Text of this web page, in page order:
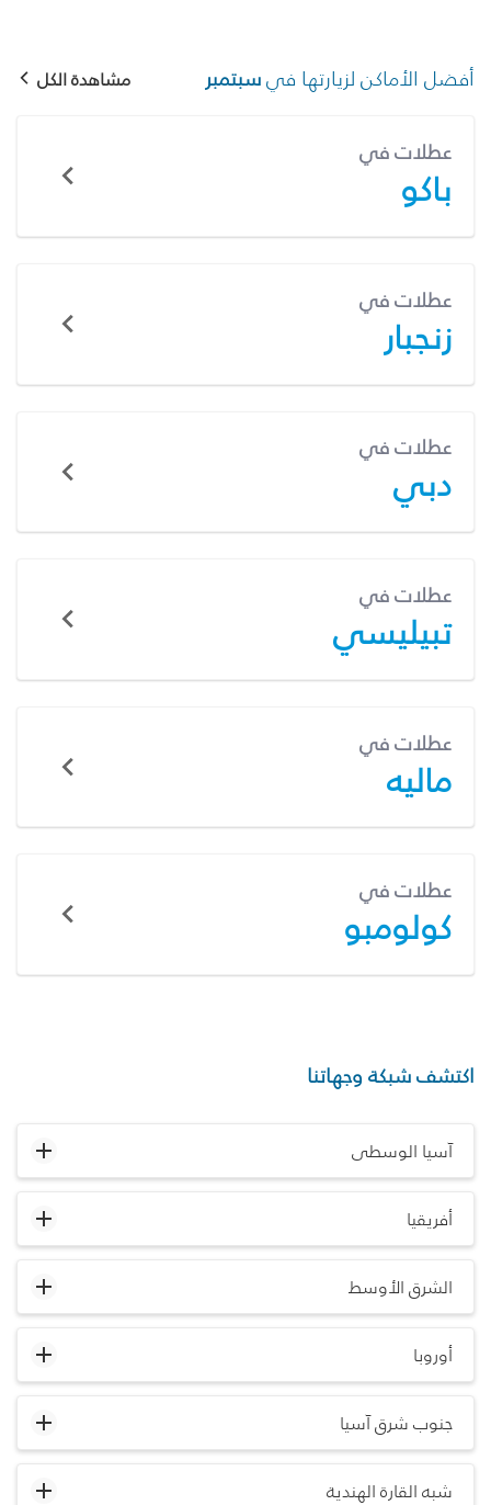
أفضل الأماكن لزيارتها فيسبتمبر مشاهدة الكل
عطلات في
باكو
عطلات في
زنجبار
عطلات في
دبي
عطلات في
تبيليسي
عطلات في
ماليه
عطلات في
كولومبو
اكتشف شبكة وجهاتنا
آسيا الوسطى
أفريقيا
الشرق الأوسط
أوروبا
جنوب شرق آسيا
شبه القارة الهندية